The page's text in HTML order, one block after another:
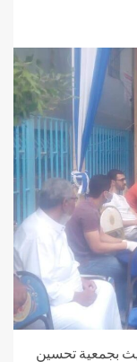
بجمعية تحسين